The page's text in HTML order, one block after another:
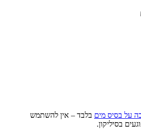
על בסיס מים בלבד – אין להשתמש
בסיליקון.